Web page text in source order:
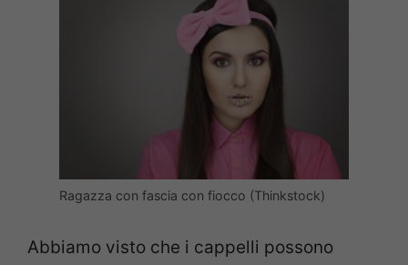
Ragazza con fascia con fiocco (Thinkstock)
Abbiamo visto che i cappelli possono